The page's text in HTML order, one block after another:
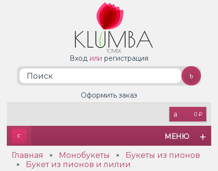
Вход или регистрация
0 ₽
Оформить заказ
МЕНЮ
Главная » Монобукеты » Букеты из пионов
» Букет из пионов и лилии